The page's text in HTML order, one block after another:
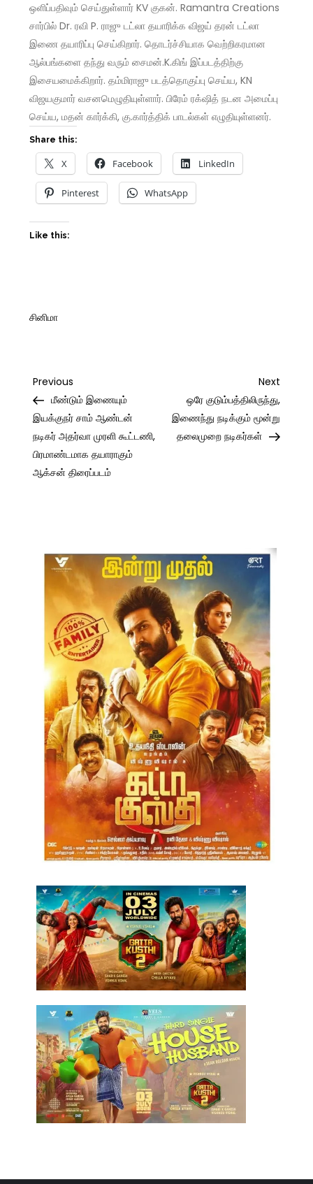
ஒளிப்பதிவும் செய்துள்ளார் KV குகன். Ramantra Creations
சார்பில் Dr. ரவி P. ராஜு டட்லா தயாரிக்க விஜய் தரன் டட்லா
இணை தயாரிப்பு செய்கிறார். தொடர்ச்சியாக வெற்றிகரமான
ஆல்பங்களை தந்து வரும் சைமன்.K.கிங் இப்படத்திற்கு
இசையமைக்கிறார். தம்மிராஜு படத்தொகுப்பு செய்ய, KN
விஜயகுமார் வசனமெழுதியுள்ளார். பிரேம் ரக்‌ஷித் நடன அமைப்பு
செய்ய, மதன் கார்க்கி, கு.கார்த்திக் பாடல்கள் எழுதியுள்ளனர்.
Share this:
X Facebook LinkedIn
Pinterest WhatsApp
Like this:
சினிமா
Post
navigation
Previous
Post
Previous
மீண்டும் இணையும்
இயக்குநர் சாம் ஆண்டன்
நடிகர் அதர்வா முரளி கூட்டணி,
பிரமாண்டமாக தயாராகும்
ஆக்சன் திரைப்படம்
Next
Post
Next
ஒரே குடும்பத்திலிருந்து,
இணைந்து நடிக்கும் மூன்று
தலைமுறை நடிகர்கள்